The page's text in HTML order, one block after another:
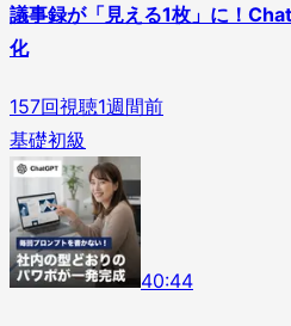
議事録が「見える1枚」に！
化
157回視聴1週間前
基礎初級
40:44